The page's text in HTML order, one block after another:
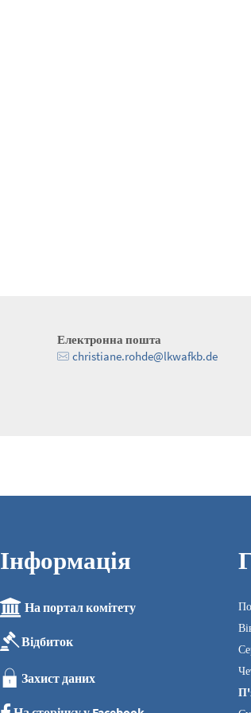
Електронна пошта
christiane.rohde@lkwafkb.de
Інформація
На портал комітету
Відбиток
Захист даних